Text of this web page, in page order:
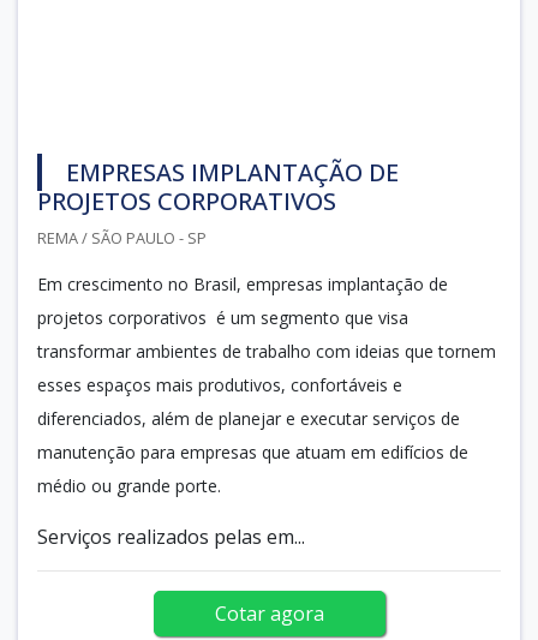
EMPRESAS IMPLANTAÇÃO DE
PROJETOS CORPORATIVOS
REMA / SÃO PAULO - SP
Em crescimento no Brasil, empresas implantação de
projetos corporativos é um segmento que visa
transformar ambientes de trabalho com ideias que tornem
esses espaços mais produtivos, confortáveis e
diferenciados, além de planejar e executar serviços de
manutenção para empresas que atuam em edifícios de
médio ou grande porte.
Serviços realizados pelas em...
Cotar agora